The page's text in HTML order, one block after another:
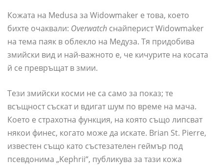
Кожата на Medusa за Widowmaker е това, което
бихте очаквали: Overwatch снайперист Widowmaker
на тема паяк в облекло на Медуза. Тя придобива
змийски вид и най-важното е, че кичурите на косата
й се превръщат в змии.
Тези змийски косми не са само за показ; те
всъщност съскат и вдигат шум по време на мача.
Което е страхотна функция, на която също липсват
някои финес, когато може да искате. Brian St. Pierre,
известен също като състезателен геймър под
псевдонима „Kephrii“, публикува за тази кожа